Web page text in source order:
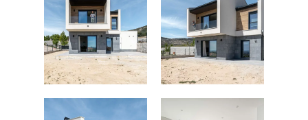
FOTOGRAFÍA
Fotografía de
VIDEO